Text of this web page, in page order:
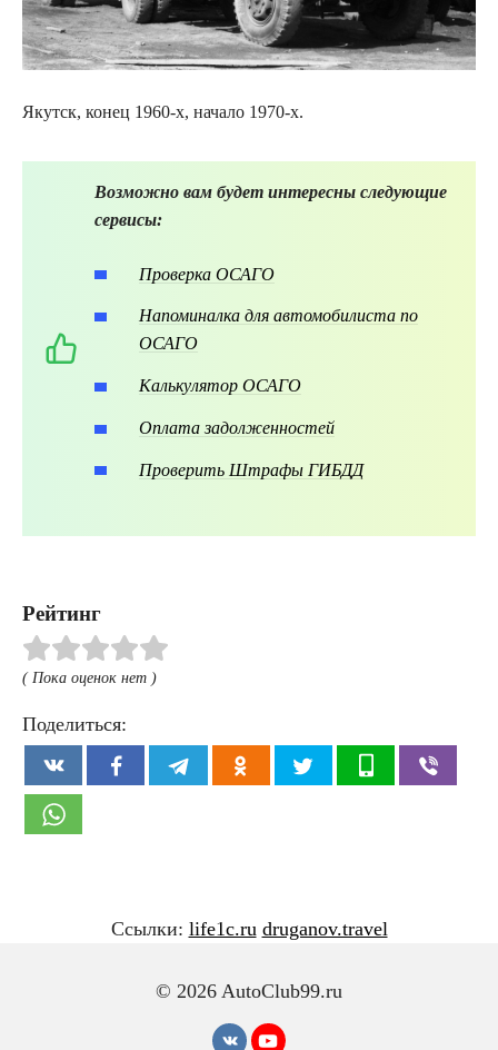
Якутск, конец 1960-х, начало 1970-х.
Возможно вам будет интересны следующие
сервисы:
Проверка ОСАГО
Напоминалка для автомобилиста по
ОСАГО
Калькулятор ОСАГО
Оплата задолженностей
Проверить Штрафы ГИБДД
Рейтинг
( Пока оценок нет )
Поделиться:
© 2026 AutoClub99.ru
Ссылки: life1c.ru druganov.travel